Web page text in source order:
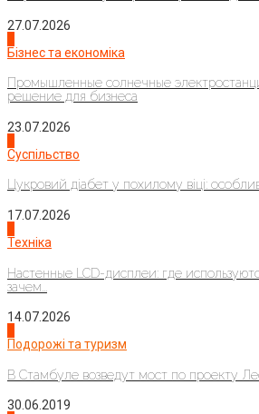
27.07.2026
Бізнес та економіка
Промышленные солнечные
решение для бизнеса
23.07.2026
Суспільство
Цукровий діабет у похилому віці:
17.07.2026
Техніка
Настенные LCD-дисплеи: где
зачем...
14.07.2026
Подорожі та туризм
В Стамбуле возведут мост по проекту
30.06.2019